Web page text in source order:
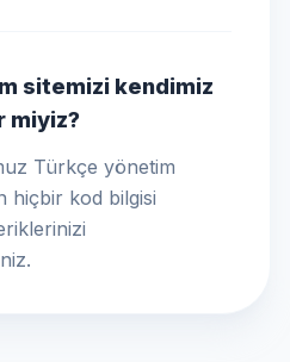
sitemizi kendimiz
miyiz?
Türkçe yönetim
hiçbir kod bilgisi